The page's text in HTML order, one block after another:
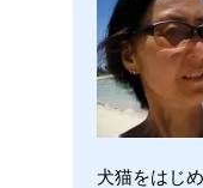
犬猫をはじ